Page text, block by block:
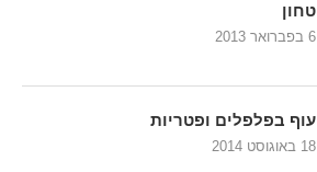
טחון
6 בפברואר 2013
עוף בפלפלים ופטריות
18 באוגוסט 2014